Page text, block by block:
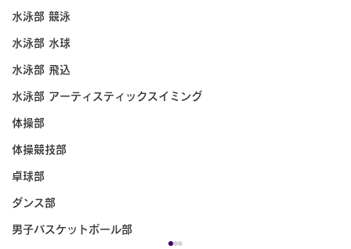
水泳部 競泳
水泳部 水球
水泳部 飛込
水泳部 アーティスティックスイミング
体操部
体操競技部
卓球部
ダンス部
男子バスケットボール部